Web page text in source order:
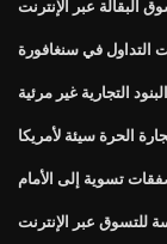
البقالة عبر الإنترنت
التداول في سنغافورة
البنود التجارية غير مرئية
الحرة سيئة لأمريكا
تسوية إلى الأمام
للتسوق عبر الإنترنت